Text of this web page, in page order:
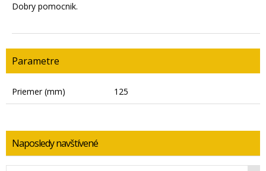
Dobry pomocnik.
Parametre
Priemer (mm) 125
Naposledy navštívené